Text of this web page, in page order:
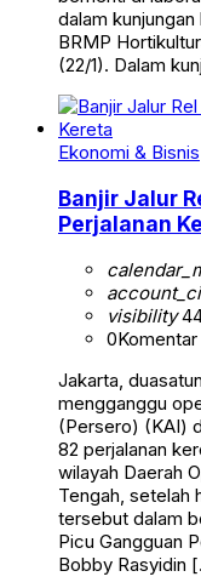
dalam
BRMP
(22/1). Dalam
Ekonomi & Bisnis
Banjir Jalur
Perjalanan
visibility
0Komentar
Jakarta,
mengganggu
(Persero) (KAI)
82 perjalanan
wilayah Daerah
Tengah, setelah
tersebut dalam
Picu Gangguan
Bobby Rasyidin